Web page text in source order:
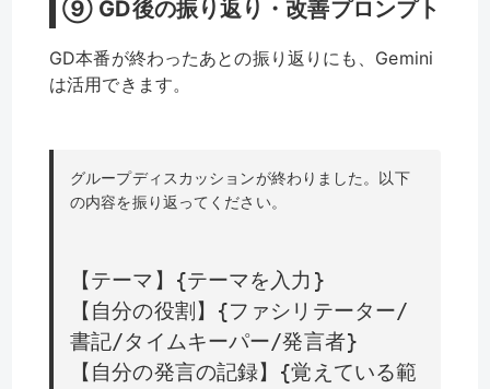
⑨ GD後の振り返り・改善プロンプト
GD本番が終わったあとの振り返りにも、Gemini
は活用できます。
グループディスカッションが終わりました。以下
の内容を振り返ってください。
【テーマ】{テーマを入力}
【自分の役割】{ファシリテーター/
書記/タイムキーパー/発言者}
【自分の発言の記録】{覚えている範